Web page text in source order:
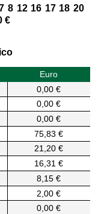
8 12 16 17 18 20
€
Euro
0,00 €
0,00 €
0,00 €
75,83 €
21,20 €
16,31 €
8,15 €
2,00 €
0,00 €